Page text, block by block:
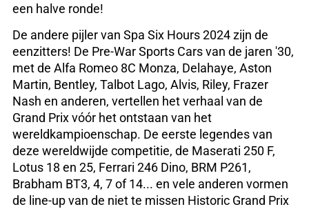
een halve ronde!
De andere pijler van Spa Six Hours 2024 zijn de
eenzitters! De Pre-War Sports Cars van de jaren '30,
met de Alfa Romeo 8C Monza, Delahaye, Aston
Martin, Bentley, Talbot Lago, Alvis, Riley, Frazer
Nash en anderen, vertellen het verhaal van de
Grand Prix vóór het ontstaan van het
wereldkampioenschap. De eerste legendes van
deze wereldwijde competitie, de Maserati 250 F,
Lotus 18 en 25, Ferrari 246 Dino, BRM P261,
Brabham BT3, 4, 7 of 14... en vele anderen vormen
de line-up van de niet te missen Historic Grand Prix